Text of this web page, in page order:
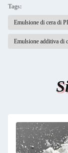
Tags:
Emulsione di cera di
Emulsione additiva di